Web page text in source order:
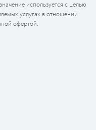
используется с целью
услугах в отношении
офертой.